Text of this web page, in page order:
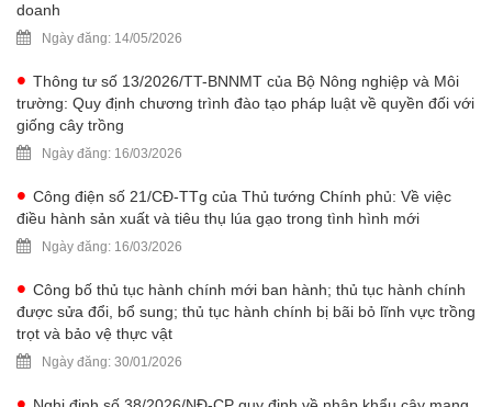
doanh
Ngày đăng: 14/05/2026
Thông tư số 13/2026/TT-BNNMT của Bộ Nông nghiệp và Môi
trường: Quy định chương trình đào tạo pháp luật về quyền đối với
giống cây trồng
Ngày đăng: 16/03/2026
Công điện số 21/CĐ-TTg của Thủ tướng Chính phủ: Về việc
điều hành sản xuất và tiêu thụ lúa gạo trong tình hình mới
Ngày đăng: 16/03/2026
Công bố thủ tục hành chính mới ban hành; thủ tục hành chính
được sửa đổi, bổ sung; thủ tục hành chính bị bãi bỏ lĩnh vực trồng
trọt và bảo vệ thực vật
Ngày đăng: 30/01/2026